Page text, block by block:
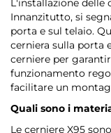
L'installazione delle
Innanzitutto, si
porta e sul telaio.
cerniera sulla porta
cerniere per
funzionamento
facilitare un
Quali sono i
Le cerniere X95